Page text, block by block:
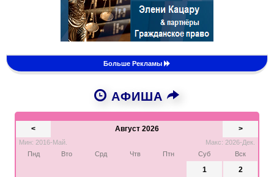
Больше Рекламы
АФИША
< Август 2026 >
Мин: 2016-Май.
Макс: 2026-Дек.
Пнд
Вто Срд Чтв Птн Суб Вск
1 2